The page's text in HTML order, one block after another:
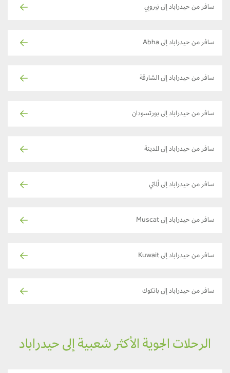
سافر من حيدراباد إلى نيروبي
سافر من حيدراباد إلى Abha
سافر من حيدراباد إلى الشارقة
سافر من حيدراباد إلى بورتسودان
سافر من حيدراباد إلى المدينة
سافر من حيدراباد إلى ألماتي
سافر من حيدراباد إلى Muscat
سافر من حيدراباد إلى Kuwait
سافر من حيدراباد إلى بانكوك
الرحلات الجوية الأكثر شعبية إلى حيدراباد